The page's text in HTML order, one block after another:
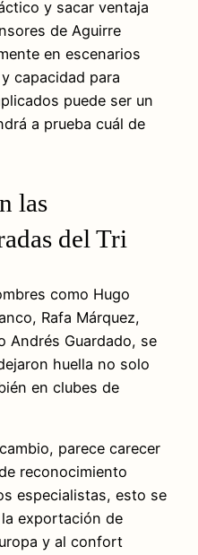
y sacar ventaja
de Aguirre
en escenarios
capacidad para
puede ser un
a prueba cuál de
las
del Tri
como Hugo
Rafa Márquez,
Andrés Guardado, se
huella no solo
en clubes de
parece carecer
reconocimiento
especialistas, esto se
exportación de
y al confort